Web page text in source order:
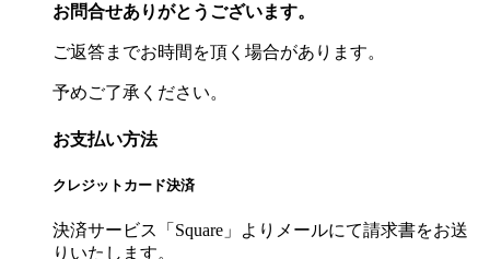
お問合せありがとうございます。
ご返答までお時間を頂く場合があります。
予めご了承ください。
お支払い方法
クレジットカード決済
決済サービス「Square」よりメールにて請求書をお送
りいたします。